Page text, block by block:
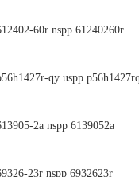
60r nspp 61240260r
qy uspp
2a nspp 6139052a
23r nspp 6932623r